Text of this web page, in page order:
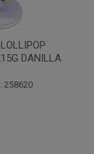
ARCO
DANILLA
258621